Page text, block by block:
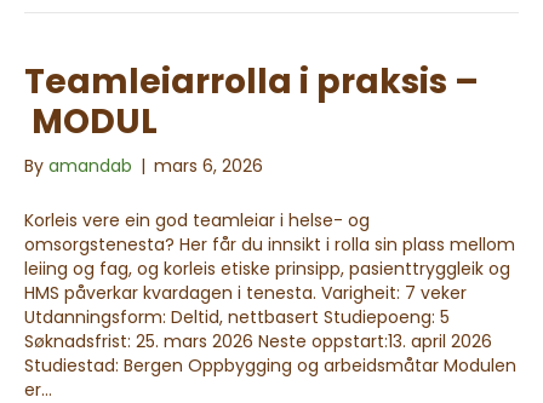
Teamleiarrolla i praksis –
MODUL
By amandab | mars 6, 2026
Korleis vere ein god teamleiar i helse- og
omsorgstenesta? Her får du innsikt i rolla sin plass mellom
leiing og fag, og korleis etiske prinsipp, pasienttryggleik og
HMS påverkar kvardagen i tenesta. Varigheit: 7 veker
Utdanningsform: Deltid, nettbasert Studiepoeng: 5
Søknadsfrist: 25. mars 2026 Neste oppstart:13. april 2026
Studiestad: Bergen Oppbygging og arbeidsmåtar Modulen
er…